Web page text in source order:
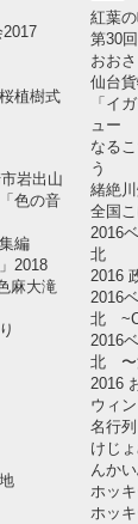
植樹式
岩出山
色の音
編
2018
麻大滝
り
紅葉
第30
おお
仙台
「イ
ュー
なる
う
緒絶
全国
2016
北
2016
2016
北
2016
北 〜
2016
ウィ
名行列
けじ
んか
ホッ
ホッ